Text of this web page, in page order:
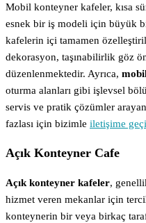
Mobil konteyner kafeler, kısa
esnek bir iş modeli için büyük
kafelerin içi tamamen
dekorasyon, taşınabilirlik göz
düzenlenmektedir. Ayrıca,
oturma alanları gibi işlevsel
servis ve pratik çözümler
fazlası için bizimle iletişime
Açık Konteyner Cafe
Açık konteyner kafeler,
hizmet veren mekanlar için
konteynerin bir veya birkaç